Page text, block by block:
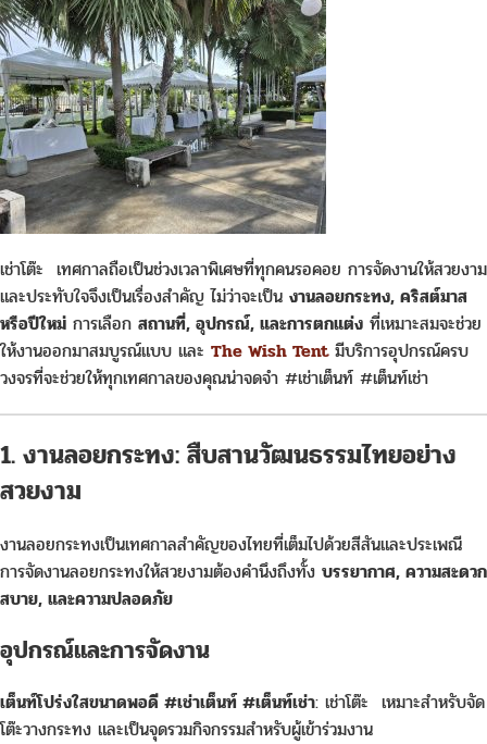
เช่าโต๊ะ เทศกาลถือเป็นช่วงเวลาพิเศษที่ทุกคนรอคอย การจัดงานให้สวยงาม
และประทับใจจึงเป็นเรื่องสำคัญ ไม่ว่าจะเป็น งานลอยกระทง, คริสต์มาส
หรือปีใหม่ การเลือก สถานที่, อุปกรณ์, และการตกแต่ง ที่เหมาะสมจะช่วย
ให้งานออกมาสมบูรณ์แบบ และ The Wish Tentมีบริการอุปกรณ์ครบ
วงจรที่จะช่วยให้ทุกเทศกาลของคุณน่าจดจำ #เช่าเต็นท์ #เต็นท์เช่า
1. งานลอยกระทง: สืบสานวัฒนธรรมไทยอย่าง
สวยงาม
งานลอยกระทงเป็นเทศกาลสำคัญของไทยที่เต็มไปด้วยสีสันและประเพณี
การจัดงานลอยกระทงให้สวยงามต้องคำนึงถึงทั้ง บรรยากาศ, ความสะดวก
สบาย, และความปลอดภัย
อุปกรณ์และการจัดงาน
เต็นท์โปร่งใสขนาดพอดี #เช่าเต็นท์ #เต็นท์เช่า: เช่าโต๊ะ เหมาะสำหรับจัด
โต๊ะวางกระทง และเป็นจุดรวมกิจกรรมสำหรับผู้เข้าร่วมงาน